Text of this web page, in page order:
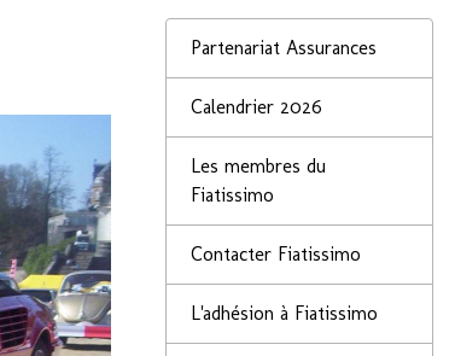
Partenariat Assurances
Calendrier 2026
Les membres du
Fiatissimo
Contacter Fiatissimo
L'adhésion à Fiatissimo